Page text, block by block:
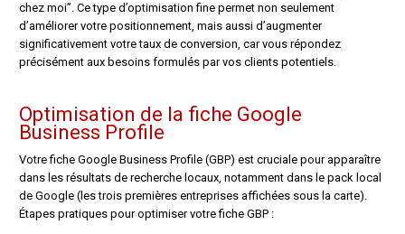
chez moi”. Ce type d’optimisation fine permet non seulement
d’améliorer votre positionnement, mais aussi d’augmenter
significativement votre taux de conversion, car vous répondez
précisément aux besoins formulés par vos clients potentiels.
Optimisation de la fiche Google
Business Profile
Votre fiche Google Business Profile (GBP) est cruciale pour apparaître
dans les résultats de recherche locaux, notamment dans le pack local
de Google (les trois premières entreprises affichées sous la carte).
Étapes pratiques pour optimiser votre fiche GBP :